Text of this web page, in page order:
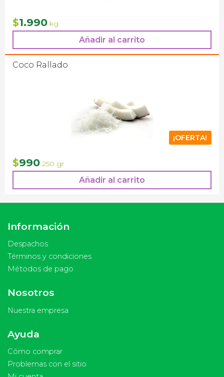
$1.990 kg
Añadir al carrito
Coco Rallado
¡OFERTA!
El
precio
$990El
precio
250 gr
Añadir al carrito
Información
Despachos
Términos y condiciones
Métodos de pago
Nosotros
Nuestra empresa
Ayuda
Cómo comprar
Problemas con el sitio